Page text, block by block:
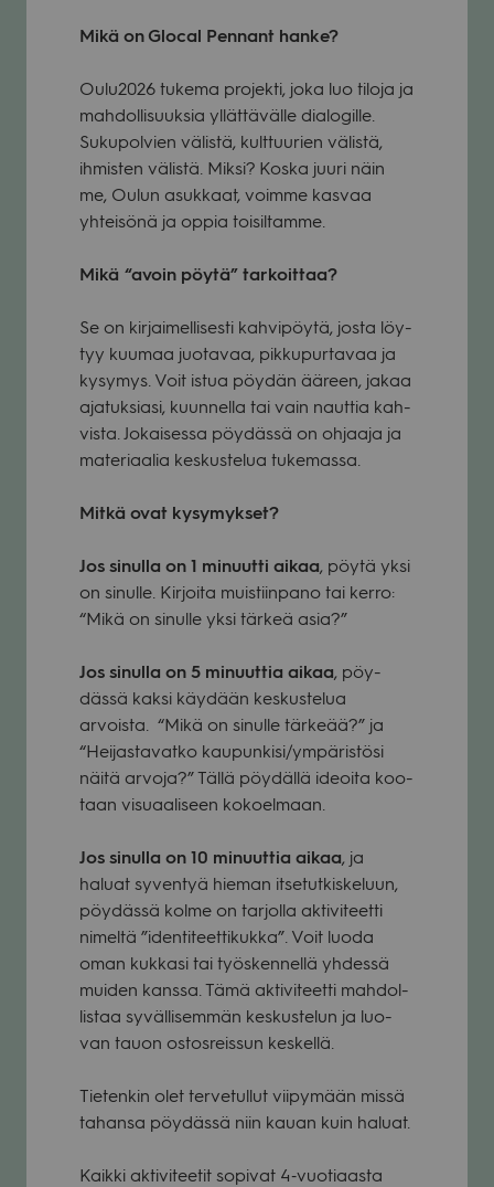
Mikä on Glocal Pen­nant hanke?
Oulu2026 tukema pro­jekti, joka luo tiloja ja
mah­dol­li­suuk­sia yllät­tä­välle dia­lo­gille.
Suku­pol­vien välistä, kult­tuu­rien välistä,
ihmis­ten välistä. Miksi? Koska juuri näin
me, Oulun asuk­kaat, voimme kas­vaa
yhtei­sönä ja oppia toi­sil­tamme.
Mikä “avoin pöytä” tar­koit­taa?
Se on kir­jai­mel­li­sesti kah­vi­pöytä, josta löy­
tyy kuu­maa juo­ta­vaa, pik­ku­pur­ta­vaa ja
kysy­mys. Voit istua pöy­dän ääreen, jakaa
aja­tuk­siasi, kuun­nella tai vain naut­tia kah­
vista. Jokai­sessa pöy­dässä on ohjaaja ja
mate­ri­aa­lia kes­kus­te­lua tuke­massa.
Mitkä ovat kysy­myk­set?
Jos sinulla on 1 minuutti aikaa, pöytä yksi
on sinulle. Kir­joita muis­tiin­pano tai kerro:
“Mikä on sinulle yksi tär­keä asia?”
Jos sinulla on 5 minuut­tia aikaa, pöy­
dässä kaksi käy­dään kes­kus­te­lua
arvoista. “Mikä on sinulle tär­keää?” ja
“Hei­jas­ta­vatko kaupunkisi/ympäristösi
näitä arvoja?” Tällä pöy­dällä ideoita koo­
taan visu­aa­li­seen kokoel­maan.
Jos sinulla on 10 minuut­tia aikaa, ja
haluat syven­tyä hie­man itse­tut­kis­ke­luun,
pöy­dässä kolme on tar­jolla akti­vi­teetti
nimeltä ”iden­ti­teet­ti­kukka”. Voit luoda
oman kuk­kasi tai työs­ken­nellä yhdessä
mui­den kanssa. Tämä akti­vi­teetti mah­dol­
lis­taa syväl­li­sem­män kes­kus­te­lun ja luo­
van tauon ostos­reis­sun kes­kellä.
Tie­ten­kin olet ter­ve­tul­lut vii­py­mään missä
tahansa pöy­dässä niin kauan kuin haluat.
Kaikki akti­vi­tee­tit sopi­vat 4‑vuotiaasta